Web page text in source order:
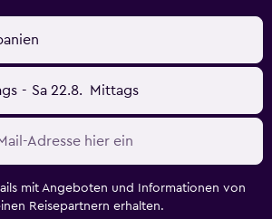
- Sa 22.8. Mittags
mit Angeboten und Informationen von
Reisepartnern erhalten.